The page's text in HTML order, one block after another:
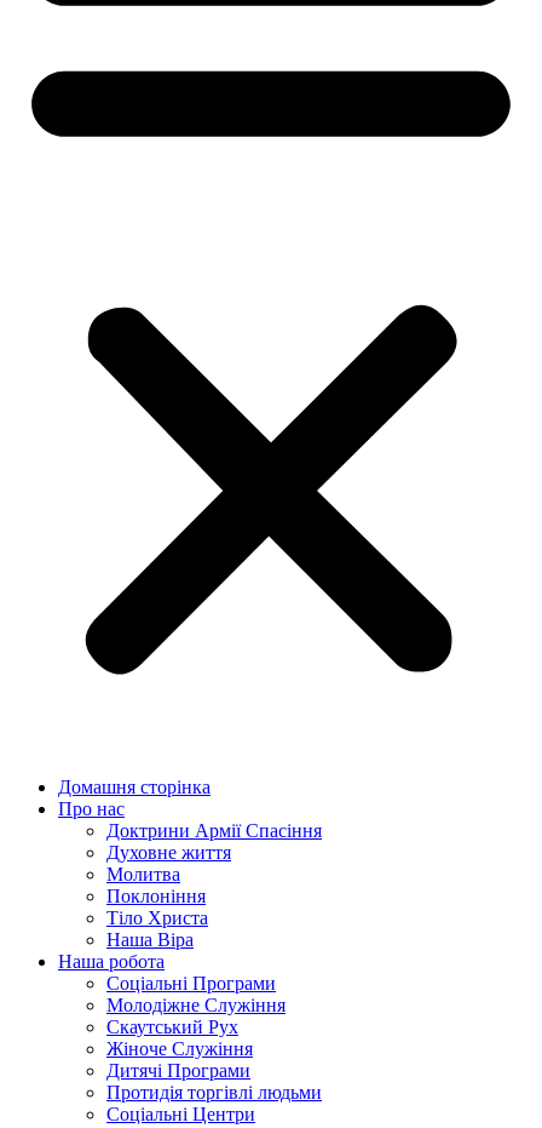
Домашня сторінка
Про нас
Доктрини Армії Спасіння
Духовне життя
Молитва
Поклоніння
Тіло Христа
Наша Віра
Наша робота
Соціальні Програми
Молодіжне Служіння
Скаутський Рух
Жіноче Cлужіння
Дитячі Програми
Протидія торгівлі людьми
Соціальні Центри